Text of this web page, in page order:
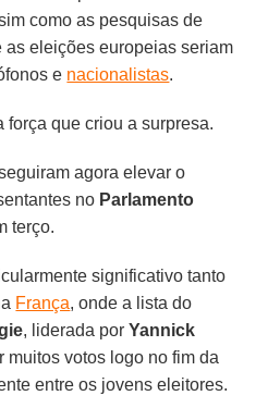
como as pesquisas de
eleições europeias seriam
e nacionalistas.
força que criou a surpresa.
agora elevar o
no Parlamento
terço.
significativo tanto
França, onde a lista do
, liderada porYannick
muitos votos logo no fim da
entre os jovens eleitores.